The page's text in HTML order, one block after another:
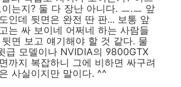
는지? 둘 다 장난 아니다. ㅡ.ㅡ 앞
인데 뒷면은 완전 딴 판... 보통 앞
는 싸 보이네 어쩌네 하는 사람들
면 보고 얘기해야 할 것 같다. 물
급 모델이나 NVIDIA의 9800GTX
까지 복잡하니 그에 비하면 싸구려
사실이지만 말이다. ^^